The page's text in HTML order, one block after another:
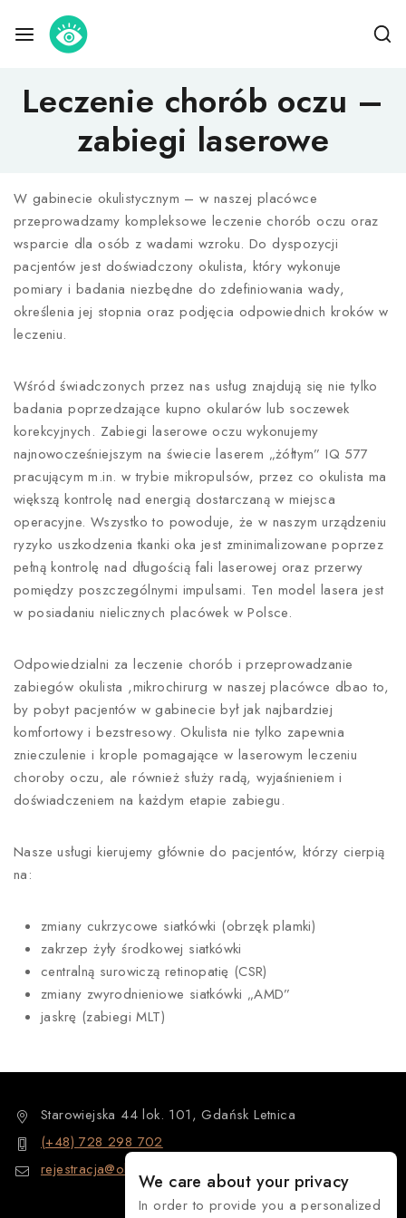
Leczenie chorób oczu –
zabiegi laserowe
W gabinecie okulistycznym – w naszej placówce
przeprowadzamy kompleksowe leczenie chorób oczu oraz
wsparcie dla osób z wadami wzroku. Do dyspozycji
pacjentów jest doświadczony okulista, który wykonuje
pomiary i badania niezbędne do zdefiniowania wady,
określenia jej stopnia oraz podjęcia odpowiednich kroków w
leczeniu.
Wśród świadczonych przez nas usług znajdują się nie tylko
badania poprzedzające kupno okularów lub soczewek
korekcyjnych. Zabiegi laserowe oczu wykonujemy
najnowocześniejszym na świecie laserem „żółtym” IQ 577
pracującym m.in. w trybie mikropulsów, przez co okulista ma
większą kontrolę nad energią dostarczaną w miejsca
operacyjne. Wszystko to powoduje, że w naszym urządzeniu
ryzyko uszkodzenia tkanki oka jest zminimalizowane poprzez
pełną kontrolę nad długością fali laserowej oraz przerwy
pomiędzy poszczególnymi impulsami. Ten model lasera jest
w posiadaniu nielicznych placówek w Polsce.
Odpowiedzialni za leczenie chorób i przeprowadzanie
zabiegów okulista ,mikrochirurg w naszej placówce dbao to,
by pobyt pacjentów w gabinecie był jak najbardziej
komfortowy i bezstresowy. Okulista nie tylko zapewnia
znieczulenie i krople pomagające w laserowym leczeniu
choroby oczu, ale również służy radą, wyjaśnieniem i
doświadczeniem na każdym etapie zabiegu.
Nasze usługi kierujemy głównie do pacjentów, którzy cierpią
na:
zmiany cukrzycowe siatkówki (obrzęk plamki)
zakrzep żyły środkowej siatkówki
centralną surowiczą retinopatię (CSR)
zmiany zwyrodnieniowe siatkówki „AMD”
jaskrę (zabiegi MLT)
Starowiejska 44 lok. 101, Gdańsk Letnica
(+48) 728 298 702
rejestracja@okulistawojcicki.pl
We care about your privacy
In order to provide you a personalized